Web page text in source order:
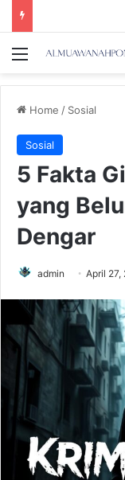
Menu
Home / Sosial
Sosial
5 Fakta
yang
Dengar
admin April 27,